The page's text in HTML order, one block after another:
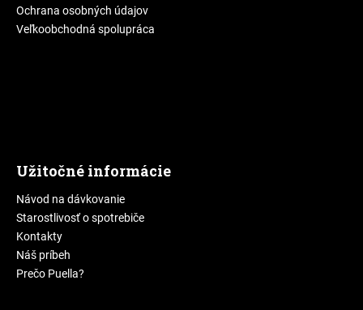
Ochrana osobných údajov
Veľkoobchodná spolupráca
Užitočné informácie
Návod na dávkovanie
Starostlivosť o spotrebiče
Kontakty
Náš príbeh
Prečo Puella?